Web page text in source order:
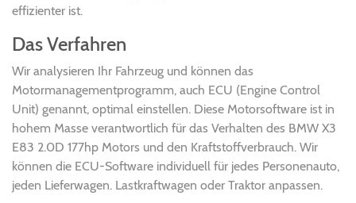
effizienter ist.
Das Verfahren
Wir analysieren Ihr Fahrzeug und können das
Motormanagementprogramm, auch ECU (Engine Control
Unit) genannt, optimal einstellen. Diese Motorsoftware ist in
hohem Masse verantwortlich für das Verhalten des BMW X3
E83 2.0D 177hp Motors und den Kraftstoffverbrauch. Wir
können die ECU-Software individuell für jedes Personenauto,
jeden Lieferwagen. Lastkraftwagen oder Traktor anpassen.